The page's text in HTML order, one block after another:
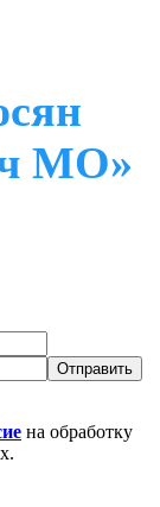
МО»
на обработку